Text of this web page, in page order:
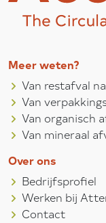
Meer weten?
Van restafval
Van
Van organisch
Van mineraal
Over ons
Bedrijfsprofiel
Werken bij
Contact